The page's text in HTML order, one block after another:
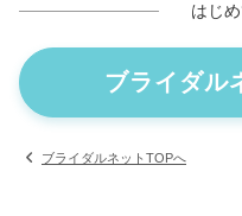
はじ
ブライダル
ブライダルネットTOPへ